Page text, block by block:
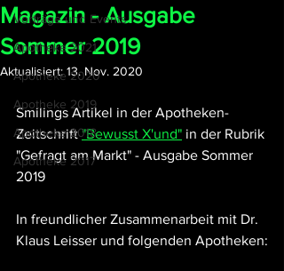
Vorträge und Events
Apotheke 2021
Apotheke 2020
Apotheke 2019
Apotheke 2018
Apotheke 2017
Magazin - Ausgabe
Sommer 2019
Aktualisiert:13. Nov. 2020
Smilings Artikel in der Apotheken-
Zeitschrift "Bewusst X'und" in der Rubrik
"Gefragt am Markt" - Ausgabe Sommer
2019
In freundlicher Zusammenarbeit mit Dr.
Klaus Leisser und folgenden Apotheken: